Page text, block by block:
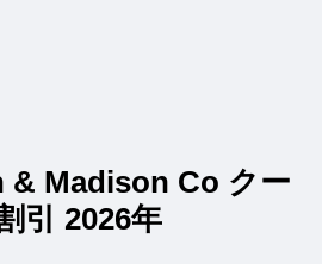
& Madison Co クー
引 2026年